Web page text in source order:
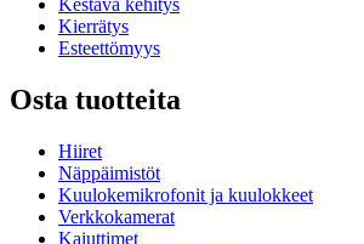
Kestävä kehitys
Kierrätys
Esteettömyys
Osta tuotteita
Hiiret
Näppäimistöt
Kuulokemikrofonit ja kuulokkeet
Verkkokamerat
Kaiuttimet